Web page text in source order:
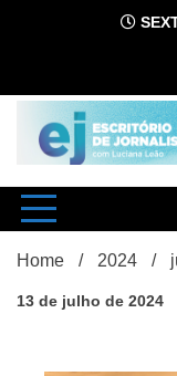
com Luciana Leão
Home 2024
13 de julho de 2024